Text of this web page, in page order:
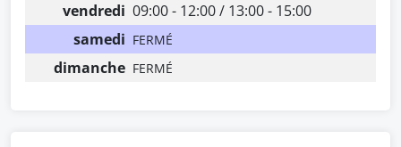
vendredi 09:00 - 12:00 / 13:00 - 15:00
samedi FERMÉ
dimanche FERMÉ